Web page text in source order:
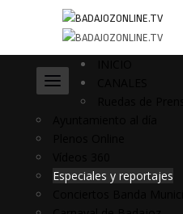
Especiales y reportajes